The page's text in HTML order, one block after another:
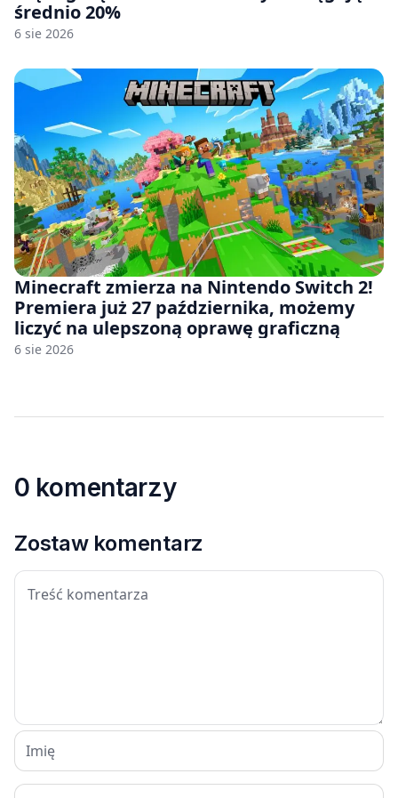
średnio 20%
6 sie 2026
Minecraft zmierza na Nintendo Switch 2!
Premiera już 27 października, możemy
liczyć na ulepszoną oprawę graficzną
6 sie 2026
0 komentarzy
Zostaw komentarz